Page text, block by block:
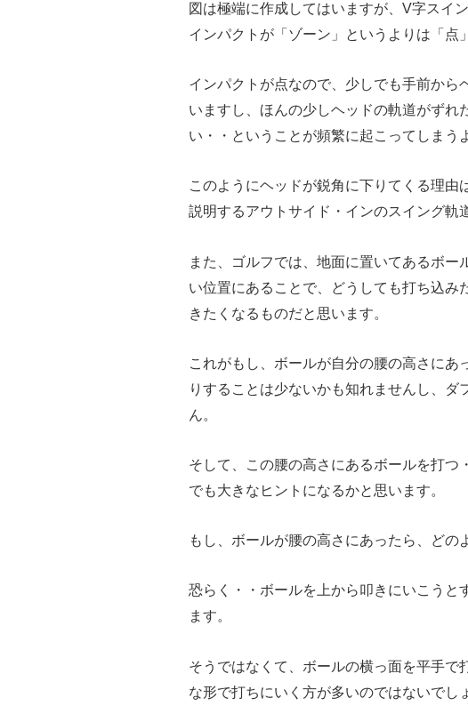
図は極端に作成してはいますが、V字スイ
インパクトが「ゾーン」というよりは「点
インパクトが点なので、少しでも手前から
いますし、ほんの少しヘッドの軌道がずれ
い・・ということが頻繁に起こってしまう
このようにヘッドが鋭角に下りてくる理
説明するアウトサイド・インのスイング軌
また、ゴルフでは、地面に置いてあるボ
い位置にあることで、どうしても打ち込み
きたくなるものだと思います。
これがもし、ボールが自分の腰の高さにあ
りすることは少ないかも知れませんし、
ん。
そして、この腰の高さにあるボールを打つ
でも大きなヒントになるかと思います。
もし、ボールが腰の高さにあったら、どの
恐らく・・ボールを上から叩きにいこうと
ます。
そうではなくて、ボールの横っ面を平手で
な形で打ちにいく方が多いのではないでし